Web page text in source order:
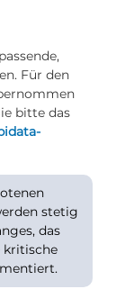
Für den
bitte das
stetig
das
kritische